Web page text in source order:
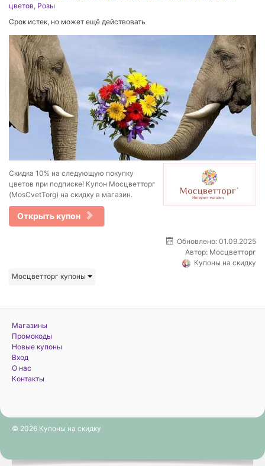
цветов Розы
Срок истек, но может ещё действовать
Скидка 10% на следующую покупку
цветов при подписке! Купон Мосцветторг
(MosCvetTorg) на скидку в магазин.
Открыть купон
Обновлено: 01.09.2025
Автор: Мосцветторг
Купоны на скидку
Мосцветторг купоны
Магазины
Промокоды
Новые купоны
Вход
О нас
Контакты
© 2026 Купоны на скидку